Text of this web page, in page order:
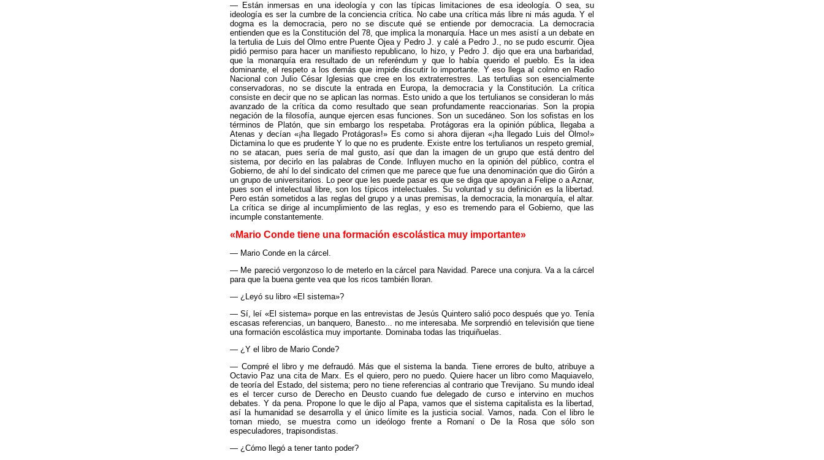
— Están inmersas en una ideología y con las típicas limitaciones de esa ideología. O sea, su
ideología es ser la cumbre de la conciencia crítica. No cabe una crítica más libre ni más aguda. Y el
dogma es la democracia, pero no se discute qué se entiende por democracia. La democracia
entienden que es la Constitución del 78, que implica la monarquía. Hace un mes asistí a un debate en
la tertulia de Luis del Olmo entre Puente Ojea y Pedro J. y calé a Pedro J., no se pudo escurrir. Ojea
pidió permiso para hacer un manifiesto republicano, lo hizo, y Pedro J. dijo que era una barbaridad,
que la monarquía era resultado de un referéndum y que lo había querido el pueblo. Es la idea
dominante, el respeto a los demás que impide discutir lo importante. Y eso llega al colmo en Radio
Nacional con Julio César Iglesias que cree en los extraterrestres. Las tertulias son esencialmente
conservadoras, no se discute la entrada en Europa, la democracia y la Constitución. La crítica
consiste en decir que no se aplican las normas. Esto unido a que los tertulianos se consideran lo más
avanzado de la crítica da como resultado que sean profundamente reaccionarias. Son la propia
negación de la filosofía, aunque ejercen esas funciones. Son un sucedáneo. Son los sofistas en los
términos de Platón, que sin embargo los respetaba. Protágoras era la opinión pública, llegaba a
Atenas y decían «¡ha llegado Protágoras!» Es como si ahora dijeran «¡ha llegado Luis del Olmo!»
Dictamina lo que es prudente Y lo que no es prudente. Existe entre los tertulianos un respeto gremial,
no se atacan, pues sería de mal gusto, así que dan la imagen de un grupo que está dentro del
sistema, por decirlo en las palabras de Conde. Influyen mucho en la opinión del público, contra el
Gobierno, de ahí lo del sindicato del crimen que me parece que fue una denominación que dio Girón a
un grupo de universitarios. Lo peor que les puede pasar es que se diga que apoyan a Felipe o a Aznar,
pues son el intelectual libre, son los típicos intelectuales. Su voluntad y su definición es la libertad.
Pero están sometidos a las reglas del grupo y a unas premisas, la democracia, la monarquía, el altar.
La crítica se dirige al incumplimiento de las reglas, y eso es tremendo para el Gobierno, que las
incumple constantemente.
«Mario Conde tiene una formación escolástica muy importante»
— Mario Conde en la cárcel.
— Me pareció vergonzoso lo de meterlo en la cárcel para Navidad. Parece una conjura. Va a la cárcel
para que la buena gente vea que los ricos también lloran.
— ¿Leyó su libro «El sistema»?
— Sí, leí «El sistema» porque en las entrevistas de Jesús Quintero salió poco después que yo. Tenía
escasas referencias, un banquero, Banesto... no me interesaba. Me sorprendió en televisión que tiene
una formación escolástica muy importante. Dominaba todas las triquiñuelas.
— ¿Y el libro de Mario Conde?
— Compré el libro y me defraudó. Más que el sistema la banda. Tiene errores de bulto, atribuye a
Octavio Paz una cita de Marx. Es el quiero, pero no puedo. Quiere hacer un libro como Maquiavelo,
de teoría del Estado, del sistema; pero no tiene referencias al contrario que Trevijano. Su mundo ideal
es el tercer curso de Derecho en Deusto cuando fue delegado de curso e intervino en muchos
debates. Y da pena. Propone lo que le dijo al Papa, vamos que el sistema capitalista es la libertad,
así la humanidad se desarrolla y el único límite es la justicia social. Vamos, nada. Con el libro le
toman miedo, se muestra como un ideólogo frente a Romaní o De la Rosa que sólo son
especuladores, trapisondistas.
— ¿Cómo llegó a tener tanto poder?